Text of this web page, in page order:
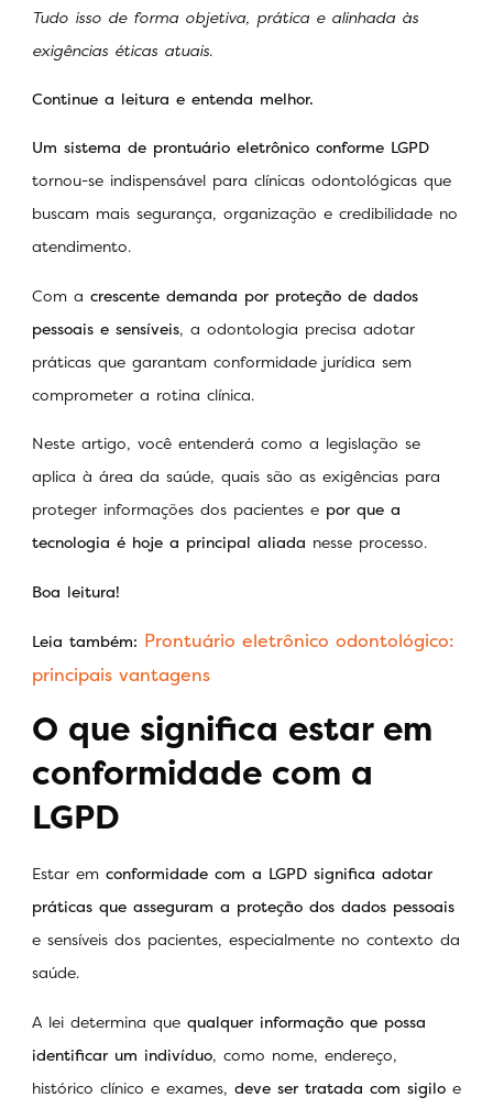
Tudo isso de forma objetiva, prática e alinhada às
exigências éticas atuais.
Continue a leitura e entenda melhor.
Um sistema de prontuário eletrônico conforme LGPD
tornou-se indispensável para clínicas odontológicas que
buscam mais segurança, organização e credibilidade no
atendimento.
Com a crescente demanda por proteção de dados
pessoais e sensíveis, a odontologia precisa adotar
práticas que garantam conformidade jurídica sem
comprometer a rotina clínica.
Neste artigo, você entenderá como a legislação se
aplica à área da saúde, quais são as exigências para
proteger informações dos pacientes e por que a
tecnologia é hoje a principal aliada nesse processo.
Boa leitura!
Leia também: Prontuário eletrônico odontológico:
principais vantagens
O que significa estar em
conformidade com a
LGPD
Estar em conformidade com a LGPD significa adotar
práticas que asseguram a proteção dos dados pessoais
e sensíveis dos pacientes, especialmente no contexto da
saúde.
A lei determina que qualquer informação que possa
identificar um indivíduo, como nome, endereço,
histórico clínico e exames, deve ser tratada com sigilo e